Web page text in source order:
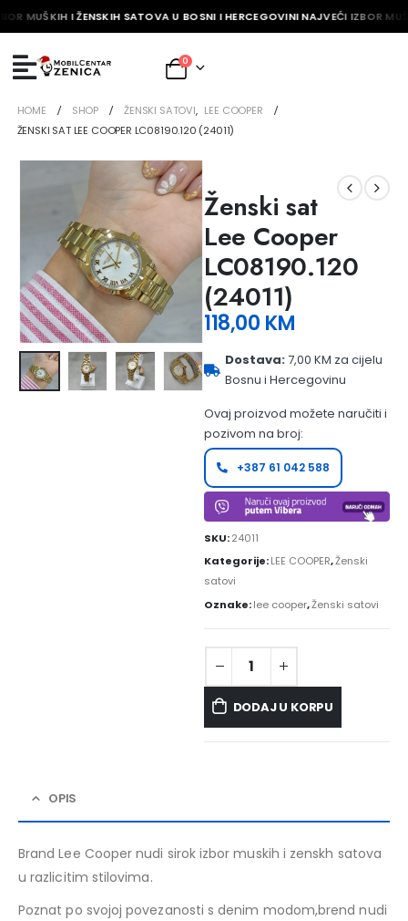
MUŠKIH I ŽENSKIH SATOVA U BOSNI I HERCEGOVINI NAJVEĆI IZBOR
0
HOME SHOP ŽENSKI SATOVI, LEE COOPER
ŽENSKI SAT LEE COOPER LC08190.120 (24011)
Ženski sat
Lee Cooper
LC08190.120
(24011)
118,00 KM
Dostava:7,00 KM za cijelu
Bosnu i Hercegovinu
Ovaj proizvod možete naručiti i
pozivom na broj:
+387 61 042 588
SKU:24011
Kategorije:LEE COOPER,Ženski
satovi
Oznake:lee cooper,Ženski satovi
DODAJ U KORPU
OPIS
Brand Lee Cooper nudi sirok izbor muskih i zenskh satova
u razlicitim stilovima.
Poznat po svojoj povezanosti s denim modom,brend nudi